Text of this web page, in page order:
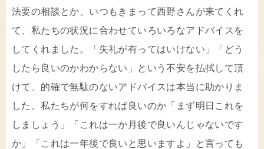
法要の相談とか、いつもきまって西野さんが来てくれ
て、私たちの状況に合わせていろいろなアドバイスを
してくれました。「失礼が有ってはいけない」「どう
したら良いのかわからない」という不安を払拭して頂
けて、的確で無駄のないアドバイスは本当に助かりま
した。私たちが何をすれば良いのか「まず明日これを
しましょう」「これは一か月後で良いんじゃないです
か」「これは一年後で良いと思いますよ」と言っても